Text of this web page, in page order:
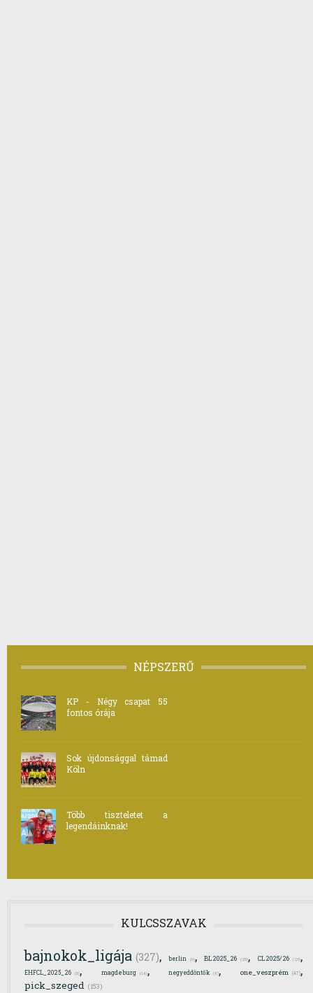
NÉPSZERŰ
KP - Négy csapat 55
fontos órája
Sok újdonsággal támad
Köln
Több tiszteletet a
legendáinknak!
KULCSSZAVAK
bajnokok_ligája (327),berlin (6),BL2025_26 (25),CL2025/26 (23),
EHFCL_2025_26 (5), magdeburg (14),negyeddöntők (8),one_veszprém (47),
pick_szeged (153)